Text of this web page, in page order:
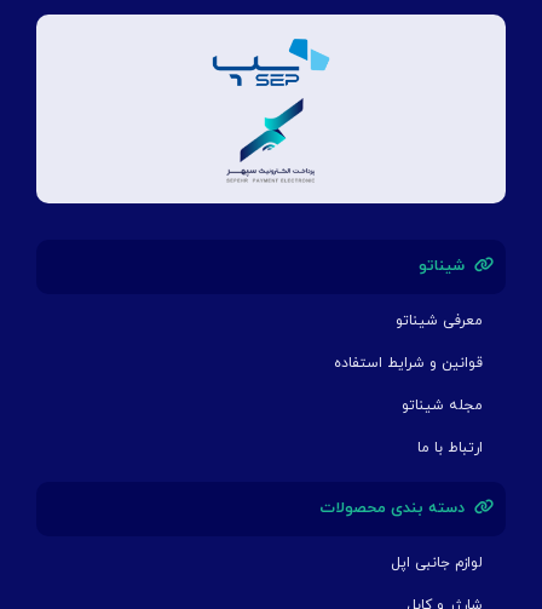
شیناتو
معرفی شیناتو
قوانین و شرایط استفاده
مجله شیناتو
ارتباط با ما
دسته بندی محصولات
لوازم جانبی اپل